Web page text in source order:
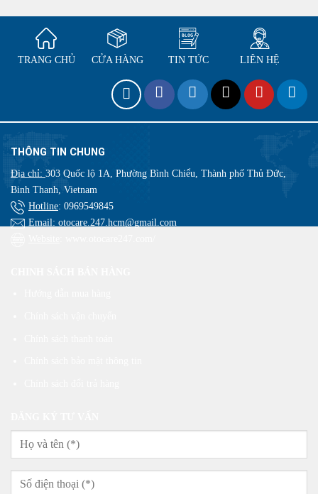
TRANG CHỦ CỬA HÀNG TIN TỨC LIÊN HỆ
THÔNG TIN CHUNG
Địa chỉ: 303 Quốc lộ 1A, Phường Bình Chiểu, Thành phố Thủ Đức,
Binh Thanh, Vietnam
Hotline: 0969549845
Email: otocare.247.hcm@gmail.com